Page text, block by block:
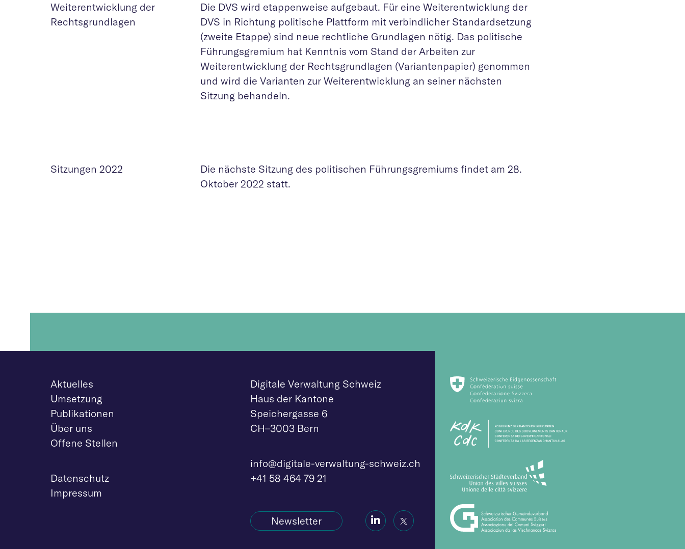
Weiterentwicklung der
Rechtsgrundlagen
Die DVS wird etappenweise aufgebaut. Für eine Weiterentwicklung der
DVS in Richtung politische Plattform mit verbindlicher Standardsetzung
(zweite Etappe) sind neue rechtliche Grundlagen nötig. Das politische
Führungsgremium hat Kenntnis vom Stand der Arbeiten zur
Weiterentwicklung der Rechtsgrundlagen (Variantenpapier) genommen
und wird die Varianten zur Weiterentwicklung an seiner nächsten
Sitzung behandeln.
Sitzungen 2022
Die nächste Sitzung des politischen Führungsgremiums findet am 28.
Oktober 2022 statt.
Aktuelles
Umsetzung
Publikationen
Über uns
Offene Stellen
Datenschutz
Impressum
Digitale Verwaltung Schweiz
Haus der Kantone
Speichergasse 6
CH–3003 Bern
info@digitale-verwaltung-schweiz.ch
+41 58 464 79 21
Newsletter
Social Social